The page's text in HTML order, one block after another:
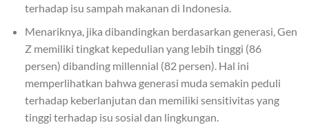
terhadap isu sampah makanan di Indonesia.
Menariknya, jika dibandingkan berdasarkan generasi, Gen
Z memiliki tingkat kepedulian yang lebih tinggi (86
persen) dibanding millennial (82 persen). Hal ini
memperlihatkan bahwa generasi muda semakin peduli
terhadap keberlanjutan dan memiliki sensitivitas yang
tinggi terhadap isu sosial dan lingkungan.